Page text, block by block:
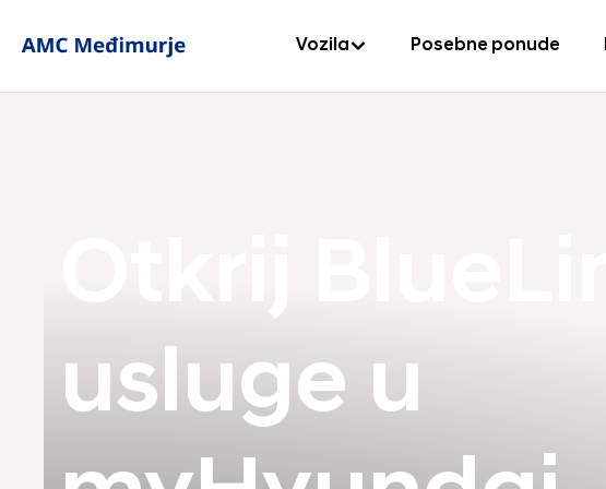
Vozila Posebne ponude
usluge u